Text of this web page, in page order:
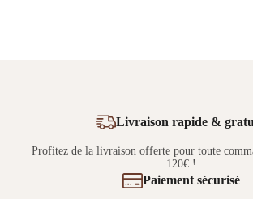
Livraison rapide &
Profitez de la livraison offerte pour toute
120€ !
Paiement sécurisé